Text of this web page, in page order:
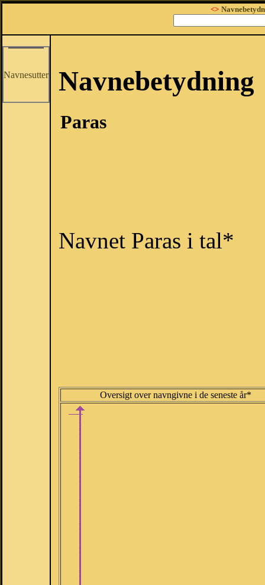
<>
Navnesutter Navnebetydning
Paras
Navnet Paras i tal*
Oversigt over navngivne i de seneste år*